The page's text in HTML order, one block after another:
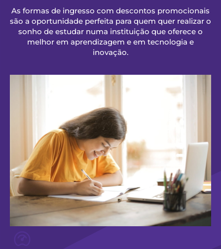
As formas de ingresso com descontos promocionais
são a oportunidade perfeita para quem quer realizar o
sonho de estudar numa instituição que oferece o
melhor em aprendizagem e em tecnologia e
inovação.